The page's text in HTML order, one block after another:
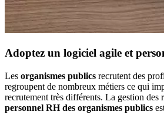
Adoptez un logiciel agile et
Les organismes publics recrutent des
regroupent de nombreux métiers ce qui
recrutement très différents. La gestion des
personnel RH des organismes publics